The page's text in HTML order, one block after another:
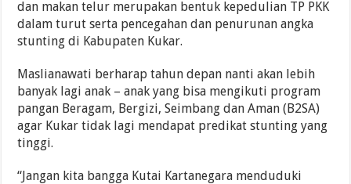
dan makan telur merupakan bentuk kepedulian TP PKK
dalam turut serta pencegahan dan penurunan angka
stunting di Kabupaten Kukar.
Maslianawati berharap tahun depan nanti akan lebih
banyak lagi anak – anak yang bisa mengikuti program
pangan Beragam, Bergizi, Seimbang dan Aman (B2SA)
agar Kukar tidak lagi mendapat predikat stunting yang
tinggi.
“Jangan kita bangga Kutai Kartanegara menduduki